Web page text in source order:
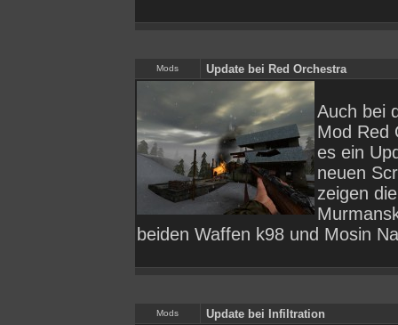
Mods Update bei Red Orchestra
Auch bei
Mod Red
es ein
neuen
zeigen
beiden Waffen k98 und Mosin
Mods Update bei Infiltration